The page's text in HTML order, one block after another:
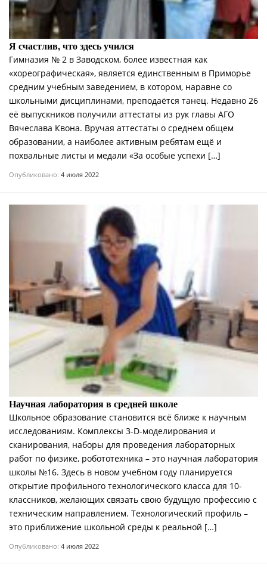
Я счастлив, что здесь учился
Гимназия № 2 в Заводском, более известная как
«хореографическая», является единственным в Приморье
средним учебным заведением, в котором, наравне со
школьными дисциплинами, преподаётся танец. Недавно 26
её выпускников получили аттестаты из рук главы АГО
Вячеслава Квона. Вручая аттестаты о среднем общем
образовании, а наиболее активным ребятам ещё и
похвальные листы и медали «За особые успехи […]
Опубликовано: 4 июля 2022
Научная лаборатория в средней школе
Школьное образование становится всё ближе к научным
исследованиям. Комплексы 3-D-моделирования и
сканирования, наборы для проведения лабораторных
работ по физике, робототехника – это научная лаборатория
школы №16. Здесь в новом учебном году планируется
открытие профильного технологического класса для 10-
классников, желающих связать свою будущую профессию с
техническим направлением. Технологический профиль –
это приближение школьной среды к реальной […]
Опубликовано: 4 июля 2022